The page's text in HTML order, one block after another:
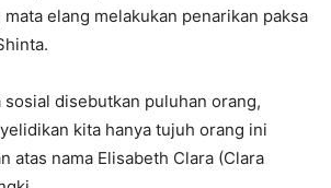
elang melakukan penarikan paksa
sosial disebutkan puluhan orang,
kita hanya tujuh orang ini
atas nama Elisabeth Clara (Clara